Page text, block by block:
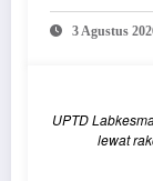
Masyarakat
3 Agustus
UPTD
lewat